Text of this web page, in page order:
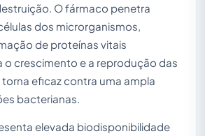
O fármaco penetra
dos microrganismos,
de proteínas vitais
o crescimento e a reprodução das
eficaz contra uma ampla
bacterianas.
elevada biodisponibilidade